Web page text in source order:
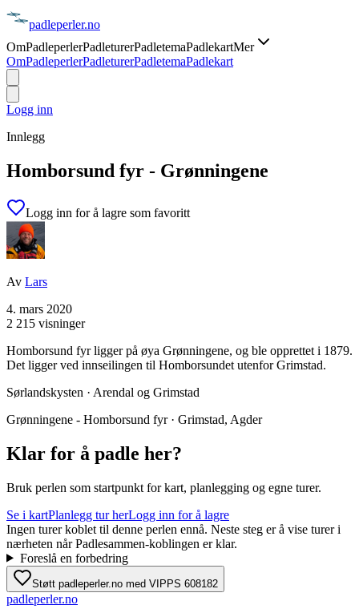
padleperler.no
OmPadleperlerPadleturerPadletemaPadlekartMer
OmPadleperlerPadleturerPadletemaPadlekart
Logg inn
Innlegg
Homborsund fyr - Grønningene
Logg inn for å lagre som favoritt
Av Lars
4. mars 2020
2 215 visninger
Homborsund fyr ligger på øya Grønningene, og ble opprettet i 1879.
Det ligger ved innseilingen til Homborsundet utenfor Grimstad.
Sørlandskysten · Arendal og Grimstad
Grønningene - Homborsund fyr · Grimstad, Agder
Klar for å padle her?
Bruk perlen som startpunkt for kart, planlegging og egne turer.
Se i kartPlanlegg tur herLogg inn for å lagre
Ingen turer koblet til denne perlen ennå. Neste steg er å vise turer i
nærheten når Padlesammen-koblingen er klar.
Foreslå en forbedring
Støtt padleperler.no med VIPPS 608182
padleperler.no